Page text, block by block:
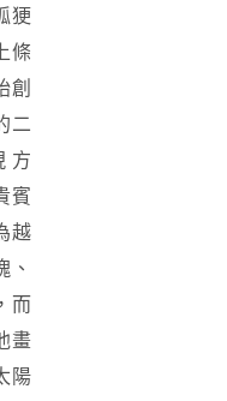
㹴
條
創
二
方
賓
越
、
而
畫
陽